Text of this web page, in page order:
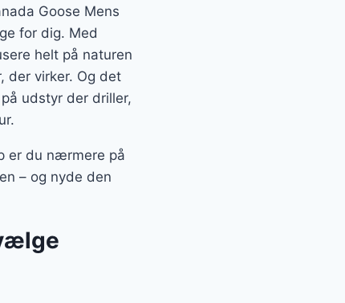
Goose Mens
for dig. Med
helt på naturen
der virker. Og det
udstyr der driller,
er du nærmere på
– og nyde den